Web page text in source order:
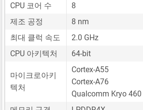
CPU 코어 수
8
제조 공정
8 nm
최대 클럭 속도
2.0 GHz
CPU 아키텍처
64-bit
마이크로아키
텍처
Cortex-A55
Cortex-A76
Qualcomm Kryo 460